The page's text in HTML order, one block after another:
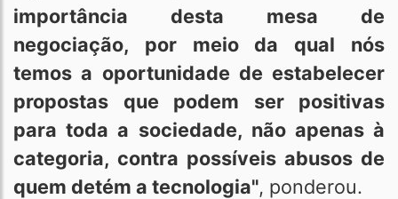
importância desta mesa de
negociação, por meio da qual nós
temos a oportunidade de estabelecer
propostas que podem ser positivas
para toda a sociedade, não apenas à
categoria, contra possíveis abusos de
quem detém a tecnologia", ponderou.